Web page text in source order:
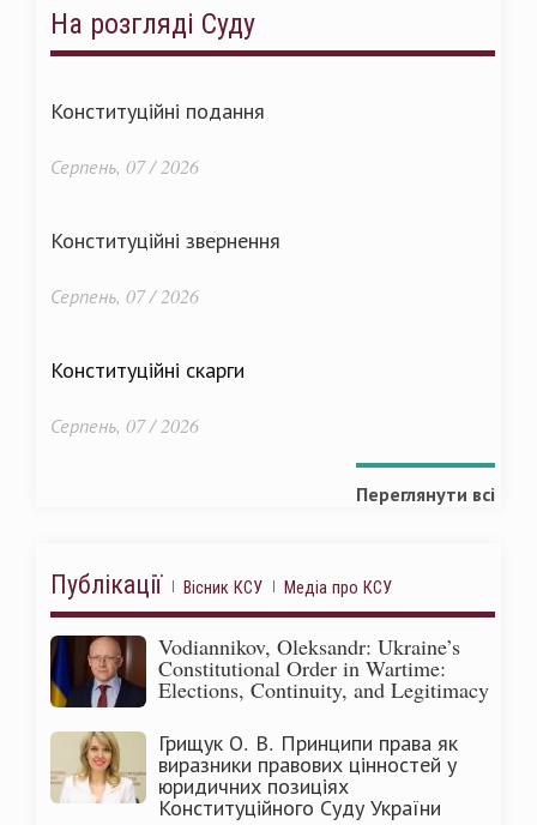
На розгляді Суду
Конституційні подання
Серпень, 07 / 2026
Конституційні звернення
Серпень, 07 / 2026
Конституційні скарги
Серпень, 07 / 2026
Переглянути всі
Публікації Вісник КСУ Медіа про КСУ
Vodiannikov, Oleksandr: Ukraine’s
Constitutional Order in Wartime:
Elections, Continuity, and Legitimacy
Грищук О. В. Принципи права як
виразники правових цінностей у
юридичних позиціях
Конституційного Суду України